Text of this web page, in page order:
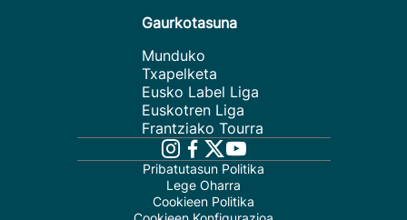
Gaurkotasuna
Munduko
Txapelketa
Eusko Label Liga
Euskotren Liga
Frantziako Tourra
Pribatutasun Politika
Lege Oharra
Cookieen Politika